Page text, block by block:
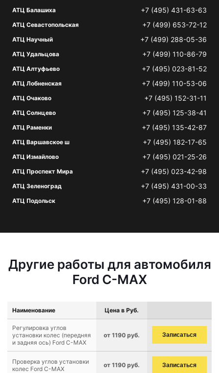
АТЦ Балашиха +7 (495) 431-63-63
АТЦ Севастопольская +7 (499) 653-72-12
АТЦ Научный +7 (499) 288-05-36
АТЦ Удальцова +7 (499) 110-86-79
АТЦ Алтуфьево +7 (495) 023-81-52
АТЦ Лобненская +7 (499) 110-53-06
АТЦ Очаково +7 (495) 152-31-11
АТЦ Солнцево +7 (495) 125-38-41
АТЦ Раменки +7 (495) 135-42-87
АТЦ Варшавское ш +7 (495) 182-17-65
АТЦ Измайлово +7 (495) 021-25-26
АТЦ Проспект Мира +7 (495) 023-42-98
АТЦ Зеленоград +7 (495) 431-00-33
АТЦ Подольск +7 (495) 128-01-88
Другие работы для автомобиля
Ford C-MAX
Наименование Цена в Руб.
Регулировка углов
установки колес (передняя
и задняя ось) Ford C-MAX
от 1190 руб. Записаться
Проверка углов установки
колес Ford C-MAX
от 1190 руб. Записаться